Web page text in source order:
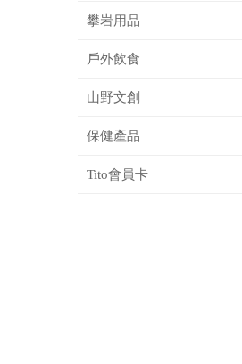
攀岩用品
戶外飲食
山野文創
保健產品
Tito會員卡